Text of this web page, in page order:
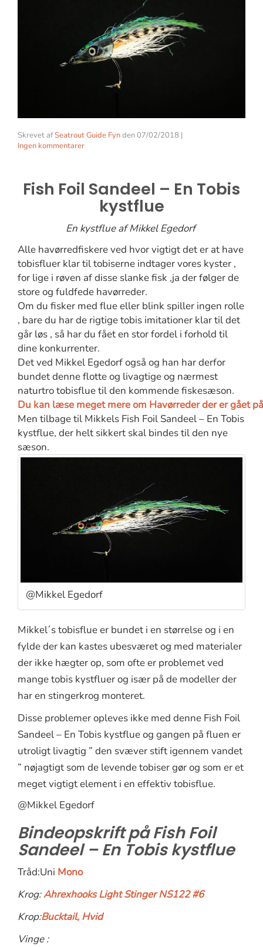
Skrevet afSeatrout Guide Fynden07/02/2018 |
Ingen kommentarer
Fish Foil Sandeel – En Tobis
kystflue
En kystflue af Mikkel Egedorf
Alle havørredfiskere ved hvor vigtigt det er at have
tobisfluer klar til tobiserne indtager vores kyster ,
for lige i røven af disse slanke fisk ,ja der følger de
store og fuldfede havørreder.
Om du fisker med flue eller blink spiller ingen rolle
, bare du har de rigtige tobis imitationer klar til det
går løs , så har du fået en stor fordel i forhold til
dine konkurrenter.
Det ved Mikkel Egedorf også og han har derfor
bundet denne flotte og livagtige og nærmest
naturtro tobisflue til den kommende fiskesæson.
Du kan læse meget mere om Havørreder der er gået
Men tilbage til Mikkels Fish Foil Sandeel – En Tobis
kystflue, der helt sikkert skal bindes til den nye
sæson.
@Mikkel Egedorf
Mikkel´s tobisflue er bundet i en størrelse og i en
fylde der kan kastes ubesværet og med materialer
der ikke hægter op, som ofte er problemet ved
mange tobis kystfluer og især på de modeller der
har en stingerkrog monteret.
Disse problemer opleves ikke med denne Fish Foil
Sandeel – En Tobis kystflue og gangen på fluen er
utroligt livagtig ” den svæver stift igennem vandet
” nøjagtigt som de levende tobiser gør og som er et
meget vigtigt element i en effektiv tobisflue.
@Mikkel Egedorf
Bindeopskrift på Fish Foil
Sandeel – En Tobis kystflue
Tråd:Uni Mono
Krog:Ahrexhooks Light Stinger NS122 #6
Krop:Bucktail, Hvid
Vinge :